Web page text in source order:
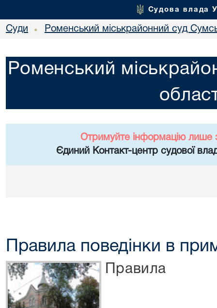
Судова влада
Суди • Роменський міськрайонний суд
Роменський
Отримуйте інформацію лише
Єдиний Контакт-центр судової
Правила поведінки в
Правила